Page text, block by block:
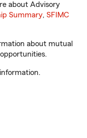
about Advisory
Summary, SFIMC
about mutual